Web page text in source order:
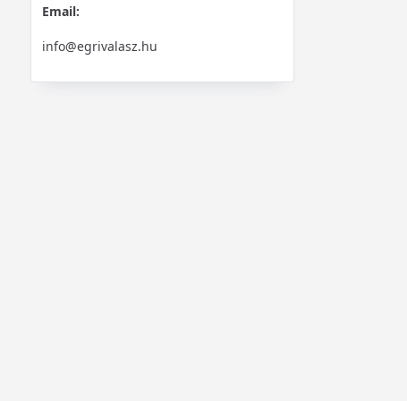
Email:
info@egrivalasz.hu